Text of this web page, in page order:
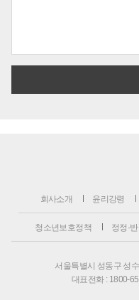
회사소개 윤리강령
청소년보호정책 정정·
서울특별시 성동구 성
대표전화 : 1800-